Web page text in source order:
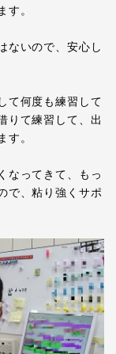
す。
ないので、安心し
て何度も練習して
りて練習して、出
す。
なってきて、もっ
で、粘り強くサポ